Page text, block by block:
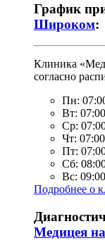
График
Широком:
Клиника
согласно
Пн:
Вт: 07:00
Ср:
Чт: 07:00
Пт:
Сб:
Вс: 09:00
Подробнее о
Медицея